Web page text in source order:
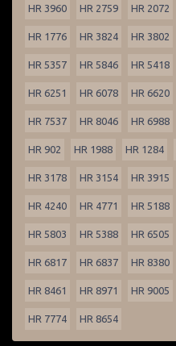
HR 3960 HR 2759 HR 2072
HR 1776 HR 3824 HR 3802
HR 5357 HR 5846 HR 5418
HR 6251 HR 6078 HR 6620
HR 7537 HR 8046 HR 6988
HR 902 HR 1988 HR 1284
HR 3178 HR 3154 HR 3915
HR 4240 HR 4771 HR 5188
HR 5803 HR 5388 HR 6505
HR 6817 HR 6837 HR 8380
HR 8461 HR 8971 HR 9005
HR 7774 HR 8654